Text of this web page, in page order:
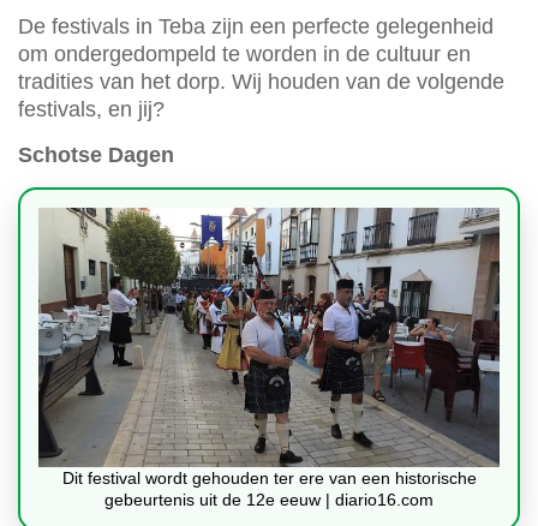
De festivals in Teba zijn een perfecte gelegenheid
om ondergedompeld te worden in de cultuur en
tradities van het dorp. Wij houden van de volgende
festivals, en jij?
Schotse Dagen
Dit festival wordt gehouden ter ere van een historische
gebeurtenis uit de 12e eeuw | diario16.com